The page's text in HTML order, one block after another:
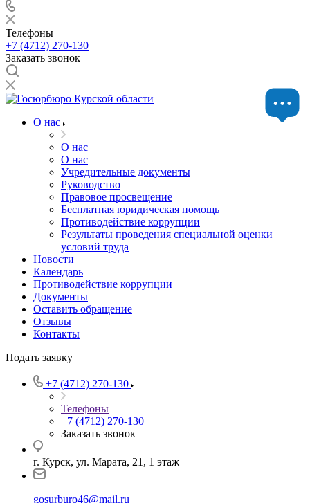
Телефоны
+7 (4712) 270-130
Заказать звонок
О нас
О нас
О нас
Учредительные документы
Руководство
Правовое просвещение
Бесплатная юридическая помощь
Противодействие коррупции
Результаты проведения специальной оценки
условий труда
Новости
Календарь
Противодействие коррупции
Документы
Оставить обращение
Отзывы
Контакты
Подать заявку
+7 (4712) 270-130
Телефоны
+7 (4712) 270-130
Заказать звонок
г. Курск, ул. Марата, 21, 1 этаж
gosurburo46@mail.ru